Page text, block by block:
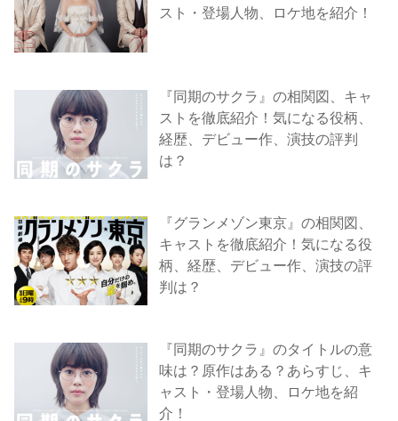
スト・登場人物、ロケ地を紹介！
『同期のサクラ』の相関図、キャ
ストを徹底紹介！気になる役柄、
経歴、デビュー作、演技の評判
は？
『グランメゾン東京』の相関図、
キャストを徹底紹介！気になる役
柄、経歴、デビュー作、演技の評
判は？
『同期のサクラ』のタイトルの意
味は？原作はある？あらすじ、キ
ャスト・登場人物、ロケ地を紹
介！